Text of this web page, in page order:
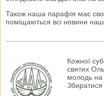
Також наша парафія має
поміщаються всі новини
Кожної
святих
молодь на
Збиратися